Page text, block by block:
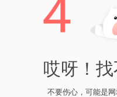
哎呀！找
不要伤心，可能是网